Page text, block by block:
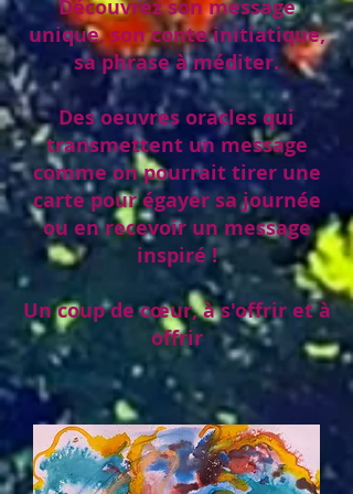
Découvrez son message
unique, son conte initiatique,
sa phrase à méditer.
Des oeuvres oracles qui
transmettent un message
comme on pourrait tirer une
carte pour égayer sa journée
ou en recevoir un message
inspiré !
Un coup de cœur, à s'offrir et à
offrir